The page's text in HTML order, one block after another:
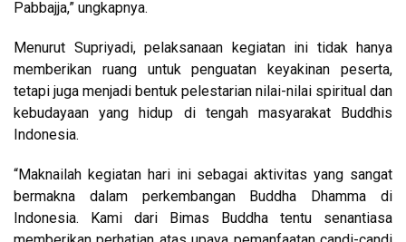
Pabbajja,” ungkapnya.
Menurut Supriyadi, pelaksanaan kegiatan ini tidak hanya
memberikan ruang untuk penguatan keyakinan peserta,
tetapi juga menjadi bentuk pelestarian nilai-nilai spiritual dan
kebudayaan yang hidup di tengah masyarakat Buddhis
Indonesia.
“Maknailah kegiatan hari ini sebagai aktivitas yang sangat
bermakna dalam perkembangan Buddha Dhamma di
Indonesia. Kami dari Bimas Buddha tentu senantiasa